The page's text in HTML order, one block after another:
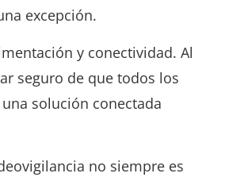
excepción.
y conectividad. Al
seguro de que todos los
solución conectada
no siempre es